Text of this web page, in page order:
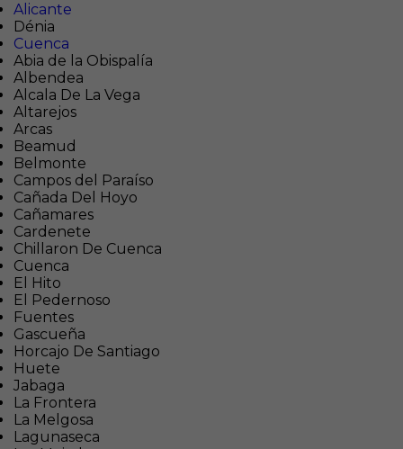
Alicante
Dénia
Cuenca
Abia de la Obispalía
Albendea
Alcala De La Vega
Altarejos
Arcas
Beamud
Belmonte
Campos del Paraíso
Cañada Del Hoyo
Cañamares
Cardenete
Chillaron De Cuenca
Cuenca
El Hito
El Pedernoso
Fuentes
Gascueña
Horcajo De Santiago
Huete
Jabaga
La Frontera
La Melgosa
Lagunaseca